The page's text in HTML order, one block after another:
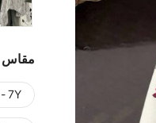
مقاس
7Y